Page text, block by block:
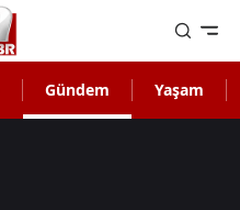
Gündem Yaşam